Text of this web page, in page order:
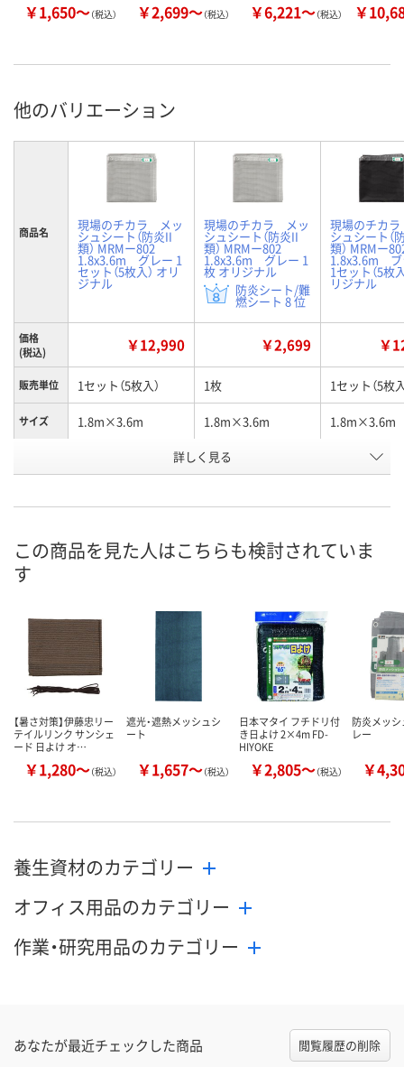
￥1,650～（税込） ￥2,699～（税込） ￥6,221～（税込） ￥
他のバリエーション
商品名 現場のチカラ メッ
シュシート（防炎II
類） MRMー802
1.8x3.6m グレー 1
セット（5枚入） オリ
ジナル
現場のチカラ メッ
シュシート（防炎II
類） MRMー802
1.8x3.6m グレー 1
枚 オリジナル
防炎シート/難
燃シート 8 位
現場のチカ
シュシート（
類） MRMー
1.8x3.6m ブ
1セット（5枚
リジナル
価格
(税込)
￥12,990 ￥2,699 ￥
販売単位 1セット（5枚入） 1枚 1セット（5枚
サイズ 1.8m×3.6m 1.8m×3.6m 1.8m×3.6m
グレー ブラック
号
お届け日
数量
カゴへ カゴへ カ
詳しく見る
この商品を見た人はこちらも検討されていま
す
【暑さ対策】伊藤忠リー
テイルリンク サンシェ
ード 日よけ オ…
￥1,280～（税込）
遮光・遮熱メッシュシ
ート
￥1,657～（税込）
日本マタイ フチドリ付
き日よけ 2×4m FD-
HIYOKE
￥2,805～（税込）
防炎メッ
レー
￥
養生資材のカテゴリー
オフィス用品のカテゴリー
作業・研究用品のカテゴリー
あなたが最近チェックした商品 閲覧履歴の削除